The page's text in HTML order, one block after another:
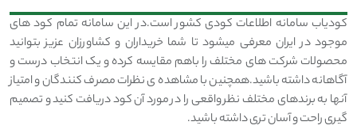
کودیاب سامانه اطلاعات کودی کشور است.در این سامانه تمام کود های
موجود در ایران معرفی میشود تا شما خریداران و کشاورزان عزیز بتوانید
محصولات شرکت های مختلف را باهم مقایسه کرده و یک انتخاب درست و
آگاهانه داشته باشید.همچنین با مشاهده ی نظرات مصرف کنندگان و امتیاز
آنها به برندهای مختلف نظر واقعی را در مورد آن کود دریافت کنید و تصمیم
گیری راحت و آسان تری داشته باشید.